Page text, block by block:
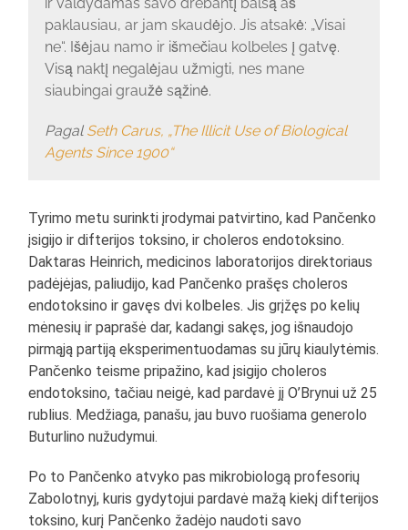
paklausiau, ar jam skaudėjo. Jis atsakė: „Visai
ne“. Išėjau namo ir išmečiau kolbeles į gatvę.
Visą naktį negalėjau užmigti, nes mane
siaubingai graužė sąžinė.
Pagal Seth Carus, „The Illicit Use of Biological
Agents Since 1900“
Tyrimo metu surinkti įrodymai patvirtino, kad Pančenko
įsigijo ir difterijos toksino, ir choleros endotoksino.
Daktaras Heinrich, medicinos laboratorijos direktoriaus
padėjėjas, paliudijo, kad Pančenko prašęs choleros
endotoksino ir gavęs dvi kolbeles. Jis grįžęs po kelių
mėnesių ir paprašė dar, kadangi sakęs, jog išnaudojo
pirmąją partiją eksperimentuodamas su jūrų kiaulytėmis.
Pančenko teisme pripažino, kad įsigijo choleros
endotoksino, tačiau neigė, kad pardavė jį O’Brynui už 25
rublius. Medžiaga, panašu, jau buvo ruošiama generolo
Buturlino nužudymui.
Po to Pančenko atvyko pas mikrobiologą profesorių
Zabolotnyj, kuris gydytojui pardavė mažą kiekį difterijos
toksino, kurį Pančenko žadėjo naudoti savo